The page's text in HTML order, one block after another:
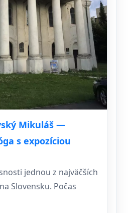
Mikuláš —
s expozíciou
jednou z najväčších
Slovensku. Počas